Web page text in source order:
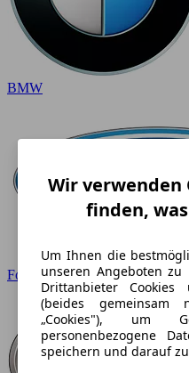
BMW
Ford
Wir verwenden
finden,
Um Ihnen die
unseren Angeboten
Drittanbieter Cookies
(beides gemeinsam
„Cookies"), um
personenbezogene
speichern und darauf